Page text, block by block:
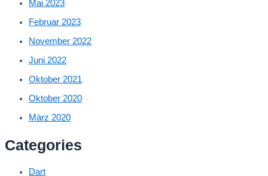
Mai 2023
Februar 2023
November 2022
Juni 2022
Oktober 2021
Oktober 2020
März 2020
Categories
Dart